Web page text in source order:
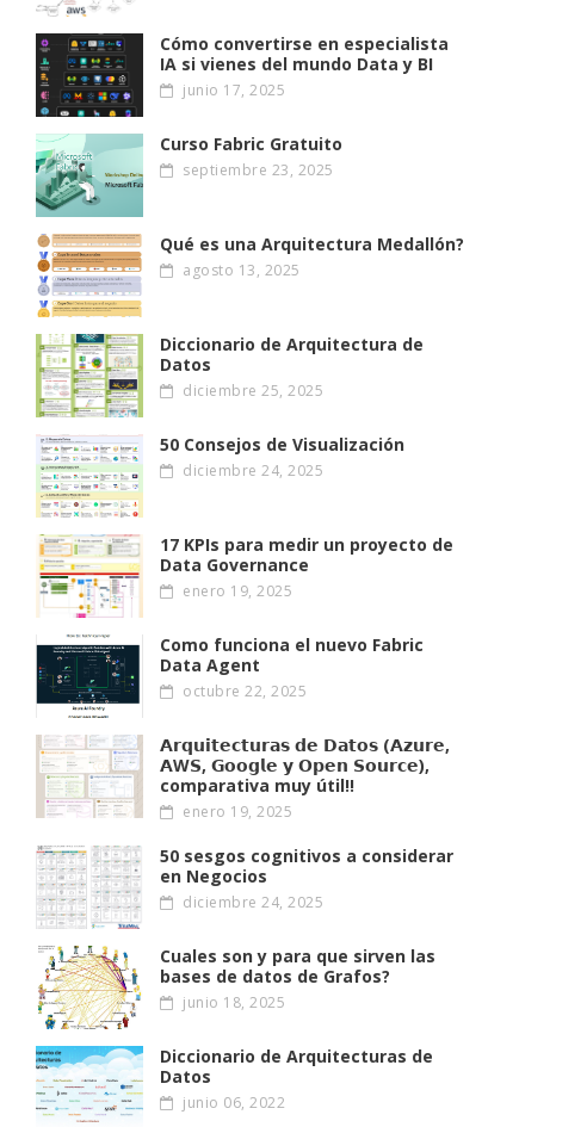
Cómo convertirse en especialista
IA si vienes del mundo Data y BI
junio 17, 2025
Curso Fabric Gratuito
septiembre 23, 2025
Qué es una Arquitectura Medallón?
agosto 13, 2025
Diccionario de Arquitectura de
Datos
diciembre 25, 2025
50 Consejos de Visualización
diciembre 24, 2025
17 KPIs para medir un proyecto de
Data Governance
enero 19, 2025
Como funciona el nuevo Fabric
Data Agent
octubre 22, 2025
𝗔𝗿𝗾𝘂𝗶𝘁𝗲𝗰𝘁𝘂𝗿𝗮𝘀 𝗱𝗲 𝗗𝗮𝘁𝗼𝘀 (𝗔𝘇𝘂𝗿𝗲,
𝗔W𝗦, 𝗚𝗼𝗼𝗴𝗹𝗲 𝘆 𝗢𝗽𝗲𝗻 𝗦𝗼𝘂𝗿𝗰𝗲),
comparativa muy útil!!
enero 19, 2025
50 sesgos cognitivos a considerar
en Negocios
diciembre 24, 2025
Cuales son y para que sirven las
bases de datos de Grafos?
junio 18, 2025
Diccionario de Arquitecturas de
Datos
junio 06, 2022